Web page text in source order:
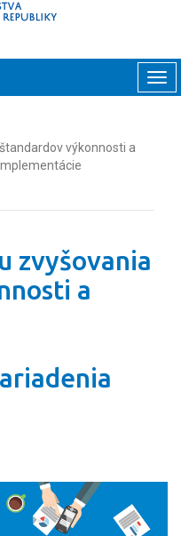
výkonnosti a
zvyšovania
a